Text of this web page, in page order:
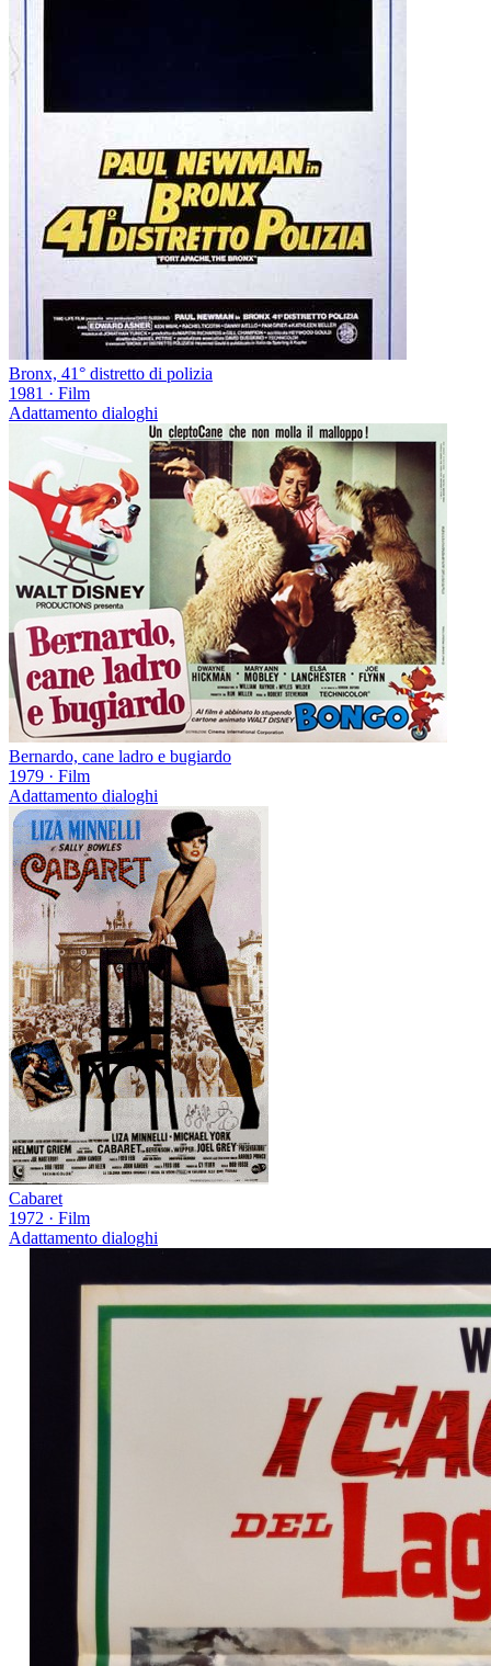
Bronx, 41° distretto di polizia
1981 · Film
Adattamento dialoghi
Bernardo, cane ladro e bugiardo
1979 · Film
Adattamento dialoghi
Cabaret
1972 · Film
Adattamento dialoghi